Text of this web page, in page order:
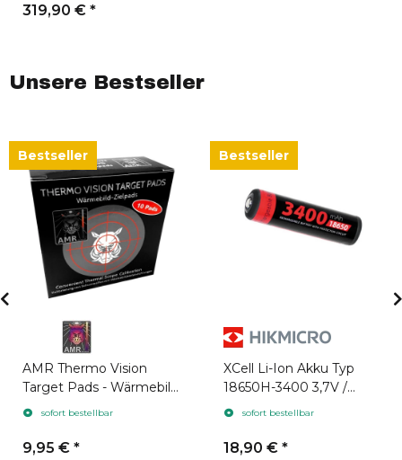
319,90 € *
Unsere Bestseller
Bestseller
AMR Thermo Vision
Target Pads - Wärmebild
Zielpads 10 Stück
sofort bestellbar
9,95 € *
Bestseller
XCell Li-Ion Akku Typ
18650H-3400 3,7V /
3400mAh geeignet für
sofort bestellbar
18,90 € *